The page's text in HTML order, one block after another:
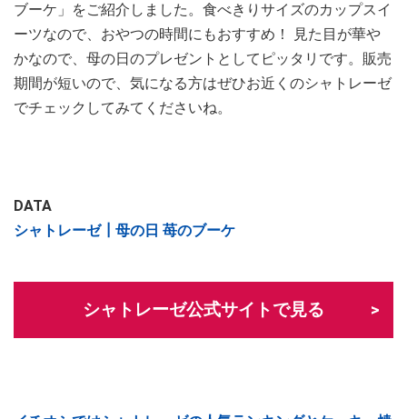
ブーケ」をご紹介しました。食べきりサイズのカップスイ
ーツなので、おやつの時間にもおすすめ！ 見た目が華や
かなので、母の日のプレゼントとしてピッタリです。販売
期間が短いので、気になる方はぜひお近くのシャトレーゼ
でチェックしてみてくださいね。
DATA
シャトレーゼ┃母の日 苺のブーケ
シャトレーゼ公式サイトで見る